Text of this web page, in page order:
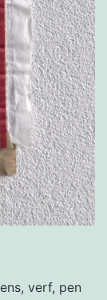
verf, pen